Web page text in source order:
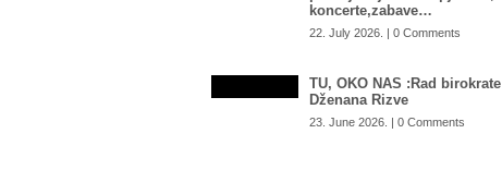
koncerte,zabave…
22. July 2026. | 0 Comments
TU, OKO NAS :Rad birokrate
Dženana Rizve
23. June 2026. | 0 Comments